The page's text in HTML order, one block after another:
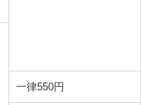
一律550円